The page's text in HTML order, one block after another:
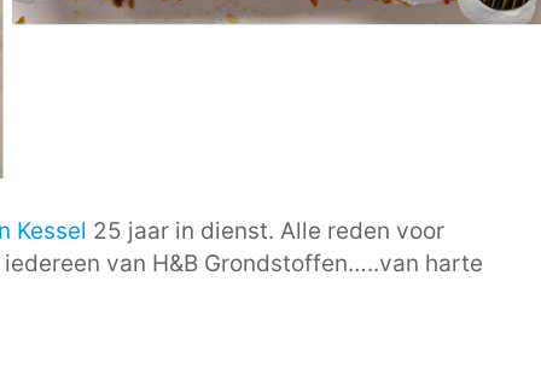
Kessel 25 jaar in dienst. Alle reden voor
van H&B Grondstoffen…..van harte